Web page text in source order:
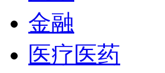
金融
医疗医药